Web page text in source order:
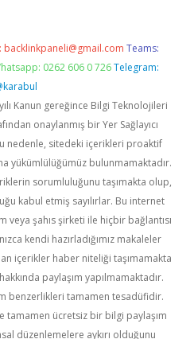
backlinkpaneli@gmail.com Teams:
0262 606 0 726 Telegram:
Kanun gereğince Bilgi Teknolojileri
onaylanmış bir Yer Sağlayıcı
nedenle, sitedeki içerikleri proaktif
yükümlülüğümüz bulunmamaktadır.
sorumluluğunu taşımakta olup,
kabul etmiş sayılırlar. Bu internet
şahıs şirketi ile hiçbir bağlantısı
kendi hazırladığımız makaleler
içerikler haber niteliği taşımamakta
paylaşım yapılmamaktadır.
benzerlikleri tamamen tesadüfidir.
tamamen ücretsiz bir bilgi paylaşım
düzenlemelere aykırı olduğunu